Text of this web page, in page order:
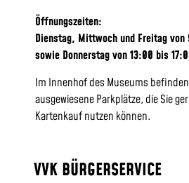
Öffnungszeiten:
Dienstag, Mittwoch und Freitag
sowie Donnerstag von 13:00 bis
Im Innenhof des Museums
ausgewiesene Parkplätze, die Sie
Kartenkauf nutzen können.
VVK BÜRGERSERVICE